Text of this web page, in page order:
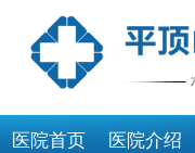
医院首页 医院介绍